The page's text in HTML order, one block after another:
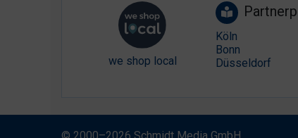
we shop local
Köln
Bonn
Düsseldorf